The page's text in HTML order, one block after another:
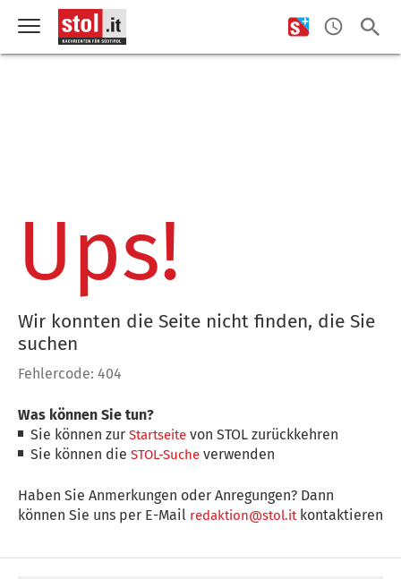
Ups!
Wir konnten die Seite nicht finden, die Sie
suchen
Fehlercode: 404
Was können Sie tun?
Sie können zurStartseite von STOL zurückkehren
Sie können dieSTOL-Suche verwenden
Haben Sie Anmerkungen oder Anregungen? Dann
können Sie uns per E-Mail redaktion@stol.itkontaktieren